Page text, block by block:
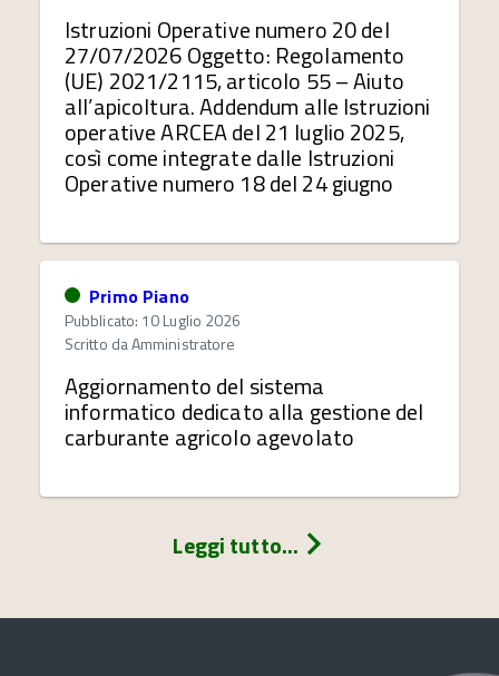
Istruzioni Operative numero 20 del
27/07/2026 Oggetto: Regolamento
(UE) 2021/2115, articolo 55 – Aiuto
all’apicoltura. Addendum alle Istruzioni
operative ARCEA del 21 luglio 2025,
così come integrate dalle Istruzioni
Operative numero 18 del 24 giugno
Primo Piano
Pubblicato: 10 Luglio 2026
Scritto daAmministratore
Aggiornamento del sistema
informatico dedicato alla gestione del
carburante agricolo agevolato
Leggi tutto...